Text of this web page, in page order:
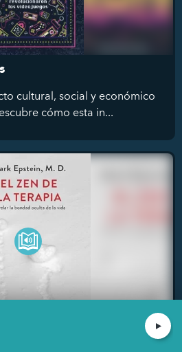
cultural, social y económico
cómo esta in...